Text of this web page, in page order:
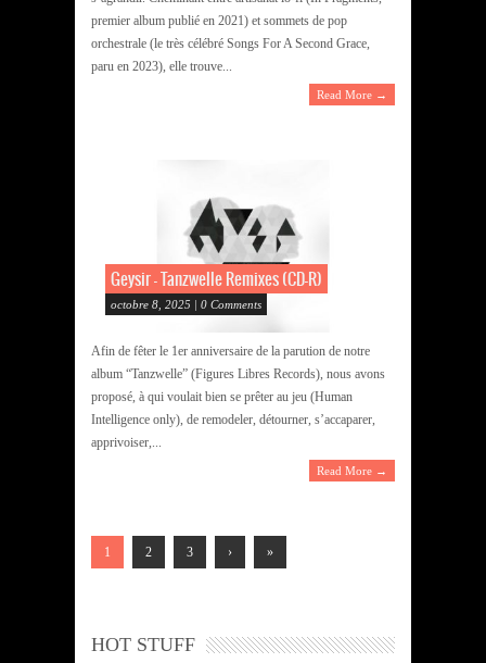
premier album publié en 2021) et sommets de pop
orchestrale (le très célébré Songs For A Second Grace,
paru en 2023), elle trouve...
Read More →
Geysir – Tanzwelle Remixes (CD-R)
octobre 8, 2025 | 0 Comments
Afin de fêter le 1er anniversaire de la parution de notre
album “Tanzwelle” (Figures Libres Records), nous avons
proposé, à qui voulait bien se prêter au jeu (Human
Intelligence only), de remodeler, détourner, s’accaparer,
apprivoiser,...
Read More →
1 2 3 › »
HOT STUFF